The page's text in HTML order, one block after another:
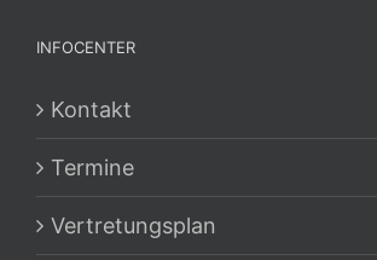
INFOCENTER
Kontakt
Termine
Vertretungsplan